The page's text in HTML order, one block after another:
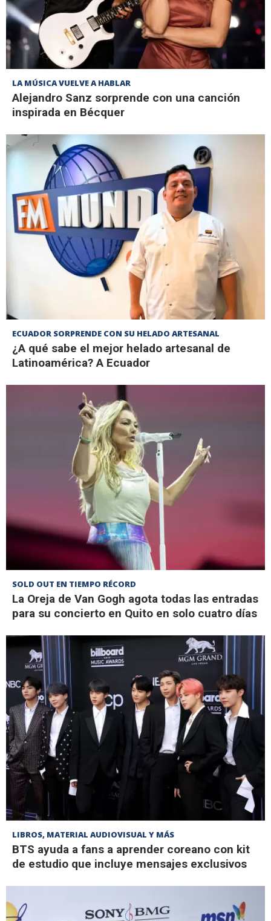
LA MÚSICA VUELVE A HABLAR
Alejandro Sanz sorprende con una canción
inspirada en Bécquer
ECUADOR SORPRENDE CON SU HELADO ARTESANAL
¿A qué sabe el mejor helado artesanal de
Latinoamérica? A Ecuador
SOLD OUT EN TIEMPO RÉCORD
La Oreja de Van Gogh agota todas las entradas
para su concierto en Quito en solo cuatro días
LIBROS, MATERIAL AUDIOVISUAL Y MÁS
BTS ayuda a fans a aprender coreano con kit
de estudio que incluye mensajes exclusivos